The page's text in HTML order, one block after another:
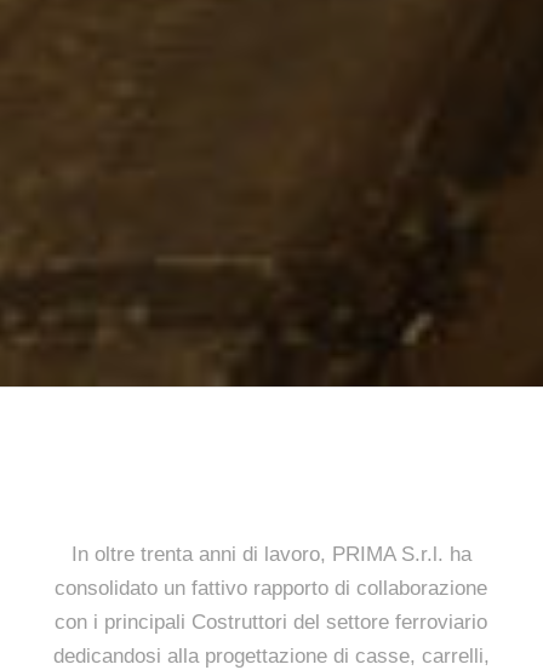
In oltre trenta anni di lavoro, PRIMA S.r.l. ha
consolidato un fattivo rapporto di collaborazione
con i principali Costruttori del settore ferroviario
dedicandosi alla progettazione di casse, carrelli,